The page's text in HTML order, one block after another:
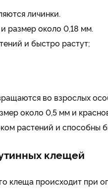
личинки.
размер около 0,18 мм.
и быстро растут;
во взрослых
около 0,5 мм и
растений и способны
клещей
клеща происходит при